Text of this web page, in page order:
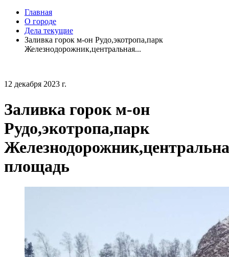
Главная
О городе
Дела текущие
Заливка горок м-он Рудо,экотропа,парк
Железнодорожник,центральная...
12 декабря 2023 г.
Заливка горок м-он
Рудо,экотропа,парк
площадь